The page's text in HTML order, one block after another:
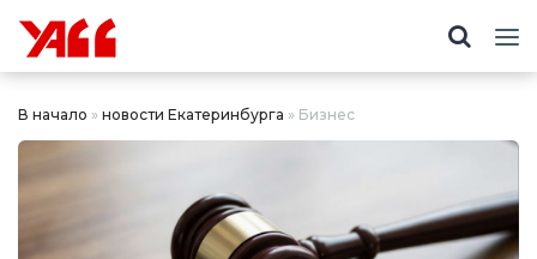
В начало » новости Екатеринбурга » Бизнес